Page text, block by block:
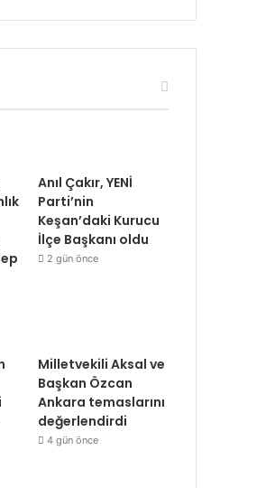
Anıl Çakır, YENİ
Parti’nin
Keşan’daki Kurucu
İlçe Başkanı oldu
2 gün önce
Milletvekili Aksal ve
Başkan Özcan
Ankara temaslarını
değerlendirdi
4 gün önce